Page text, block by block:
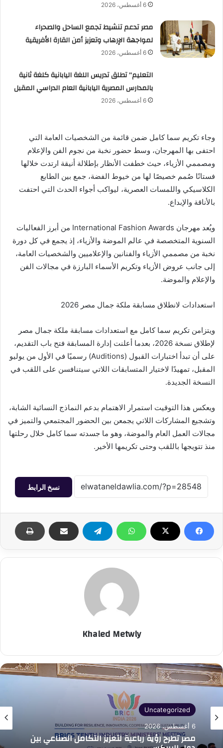
6 أغسطس، 2026
مصر تدعم تنشيط تجمع الساحل والصحراء
لمواجهة الإرهاب وتعزيز أمن القارة الأفريقية
6 أغسطس، 2026
التعليم” تطلق تدريس اللغة اليابانية كلغة ثانية
بالمدارس المصرية اليابانية العام الدراسي المقبل
6 أغسطس، 2026
وجاء تكريم سما كامل ضمن قائمة من الشخصيات العامة التي
احتفى بها المهرجان، وسط حضور نخبة من نجوم الفن والإعلام
ومصممي الأزياء، حيث خطفت الأنظار بإطلالة أنيقة ارتدت خلالها
فستانًا صُمم خصيصًا لها من خيوط الفضة، جمع بين الطابع
الكلاسيكي واللمسات العصرية، ليواكب أجواء الحدث التي احتفت
بالأناقة والإبداع.
ويُعد مهرجان International Fashion Awards من أبرز الفعاليات
السنوية المتخصصة في عالم الموضة والأزياء، إذ يجمع في كل دورة
نخبة من مصممي الأزياء والفنانين والإعلاميين والشخصيات العامة،
إلى جانب عروض الأزياء وتكريم الأسماء البارزة في مجالات الفن
والإعلام والموضة.
استعدادات لانطلاق مسابقة ملكة جمال مصر 2026
ويتزامن تكريم سما كامل مع استعدادات مسابقة ملكة جمال مصر
لإطلاق نسخة 2026، بعدما أعلنت إدارة المسابقة فتح باب التقديم،
على أن تبدأ اختبارات القبول (Auditions) رسميًا في الأول من يوليو
المقبل، تمهيدًا لاختيار المتسابقات اللاتي سيتنافسن على اللقب في
النسخة الجديدة.
ويعكس هذا التوقيت استمرار الاهتمام بدعم النماذج النسائية الشابة،
وتشجيع المشاركات اللاتي يجمعن بين الحضور المجتمعي والتميز في
مجالات العمل العام والموضة، وهو ما جسدته سما كامل خلال رحلتها
منذ تتويجها باللقب وحتى تكريمها الأخير.
نسخ الرابط
Khaled Metwly
Uncategorized
6 أغسطس، 2026
مصر تطرح رؤية رباعية لتعزيز التكامل الصناعي بين